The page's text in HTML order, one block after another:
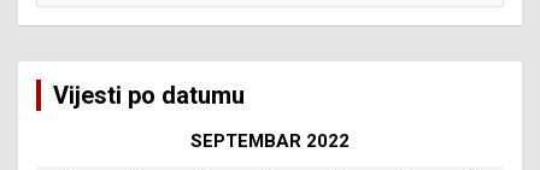
Vijesti po datumu
SEPTEMBAR 2022